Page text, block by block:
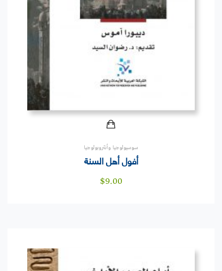
سوسيولوجيا وأنثروبولوجيا
أفول أهل السنة
$9.00